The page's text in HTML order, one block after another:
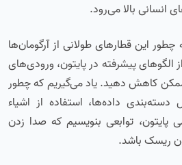
انسانی بالا می‌رود.
این قطارهای طولانی از آرگومان‌ها
الگوهای پیشرفته در پایتون، ورودی‌های
ممکن کاهش دهید. یاد می‌گیریم که چطور
دسته‌بندی داده‌ها، استفاده از اشیاء
پایتون، توابعی بنویسیم که صدا زدن
ریسک باشد.